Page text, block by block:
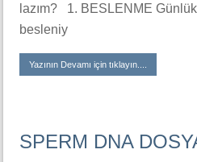
lazım? 1. BESLENME
besleniy
Yazının Devamı için tıklayın....
SPERM DNA